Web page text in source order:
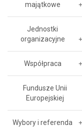
majątkowe
Jednostki
organizacyjne
Współpraca
Fundusze Unii
Europejskiej
Wybory i referenda